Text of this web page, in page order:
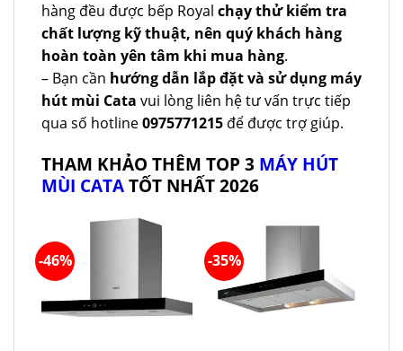
hàng đều được bếp Royal chạy thử kiểm tra
chất lượng kỹ thuật, nên quý khách hàng
hoàn toàn yên tâm khi mua hàng.
– Bạn cần hướng dẫn lắp đặt và sử dụng máy
hút mùi Cata vui lòng liên hệ tư vấn trực tiếp
qua số hotline0975771215 để được trợ giúp.
THAM KHẢO THÊM TOP 3 MÁY HÚT
MÙI CATATỐT NHẤT 2026
-46% -35%